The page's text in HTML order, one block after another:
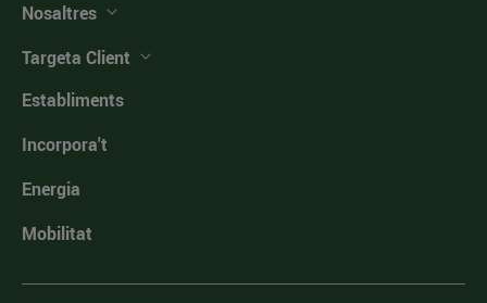
Nosaltres
Targeta Client
Establiments
Incorpora't
Energia
Mobilitat